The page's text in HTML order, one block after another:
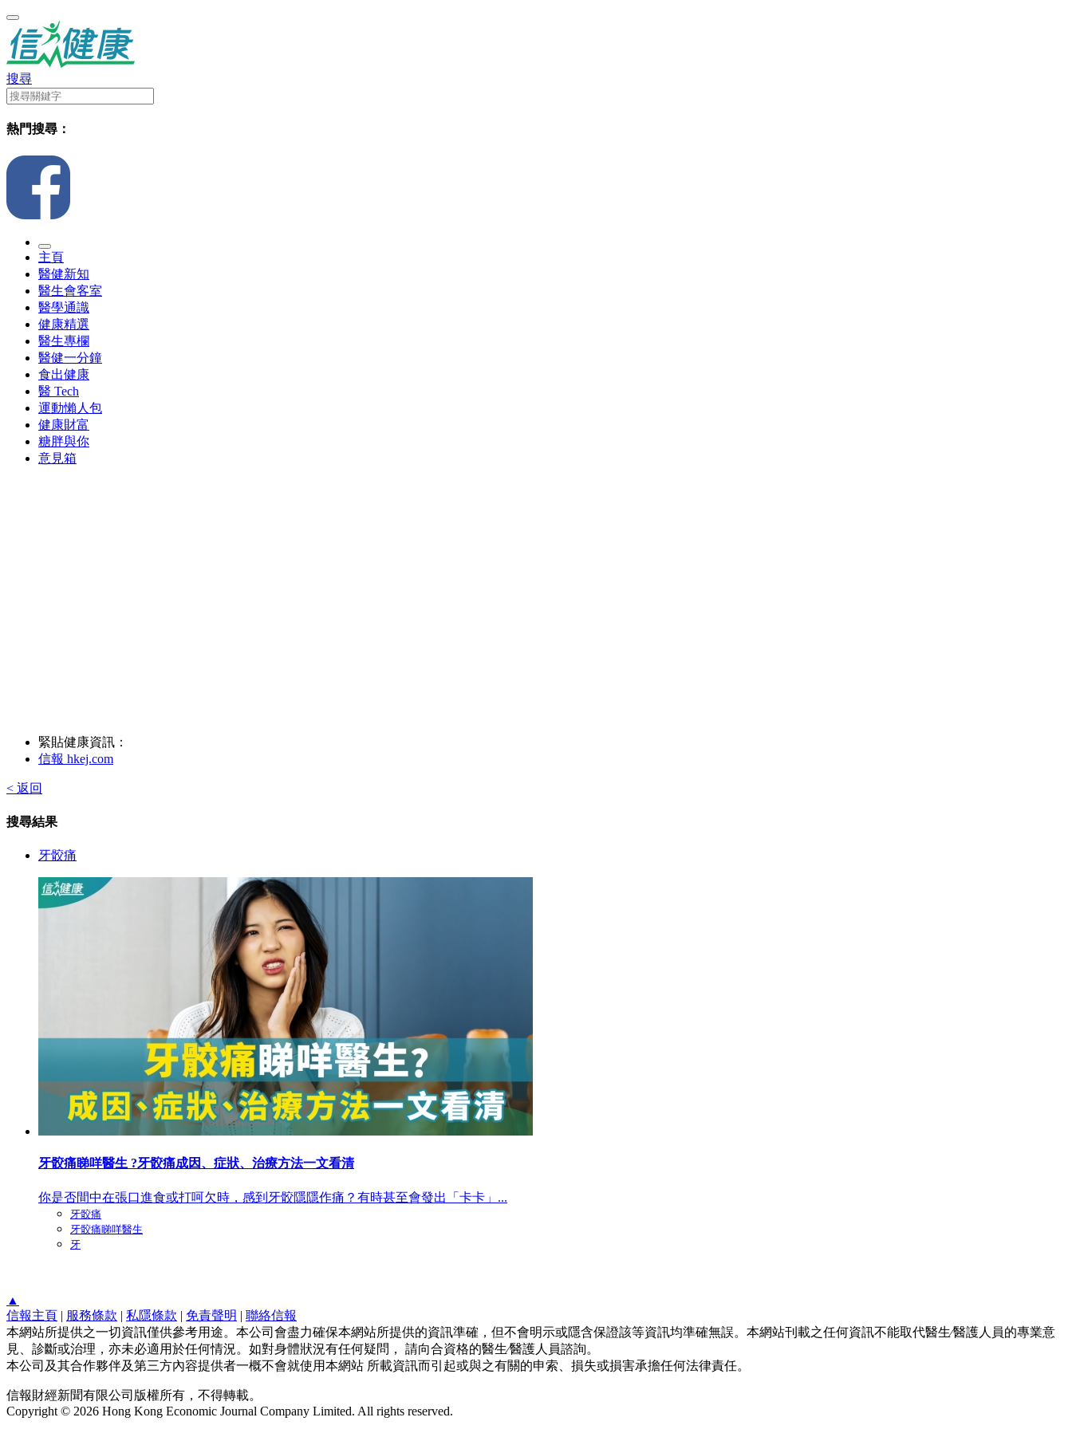
搜尋
熱門搜尋：
主頁
醫健新知
醫生會客室
醫學通識
健康精選
醫生專欄
醫健一分鐘
食出健康
醫 Tech
運動懶人包
健康財富
糖胖與你
意見箱
緊貼健康資訊：
信報 hkej.com
< 返回
搜尋結果
牙骹痛
牙骹痛睇咩醫生 ?牙骹痛成因、症狀、治療方法一文看清
你是否間中在張口進食或打呵欠時，感到牙骹隱隱作痛？有時甚至會發出「卡卡」...
牙骹痛
牙骹痛睇咩醫生
牙
▲
信報主頁 | 服務條款 | 私隱條款 | 免責聲明 | 聯絡信報
本網站所提供之一切資訊僅供參考用途。本公司會盡力確保本網站所提供的資訊準確，但不會明示或隱含保證該等資訊均準確無誤。本網站刊載之任何資訊不能取代醫生∕醫護人員的專業意
見、診斷或治理，亦未必適用於任何情況。如對身體狀況有任何疑問， 請向合資格的醫生∕醫護人員諮詢。
本公司及其合作夥伴及第三方內容提供者一概不會就使用本網站 所載資訊而引起或與之有關的申索、損失或損害承擔任何法律責任。
信報財經新聞有限公司版權所有，不得轉載。
Copyright © 2026 Hong Kong Economic Journal Company Limited. All rights reserved.